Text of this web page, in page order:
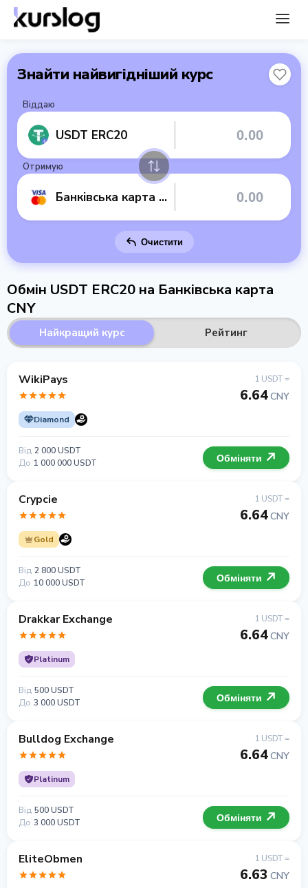
Знайти найвигідніший курс
Віддаю
USDT ERC20
Отримую
Банківська карта CNY
Очистити
Обмін USDT ERC20 на Банківська карта
CNY
Найкращий курс Рейтинг
WikiPays
Diamond
1 USDT =
6.64CNY
Від 2 000 USDT
До 1 000 000 USDT Обміняти
Crypcie
Gold
1 USDT =
6.64CNY
Від 2 800 USDT
До 10 000 USDT Обміняти
Drakkar Exchange
Platinum
1 USDT =
6.64CNY
Від 500 USDT
До 3 000 USDT Обміняти
Bulldog Exchange
Platinum
1 USDT =
6.64CNY
Від 500 USDT
До 3 000 USDT Обміняти
EliteObmen 1 USDT =
6.63 CNY